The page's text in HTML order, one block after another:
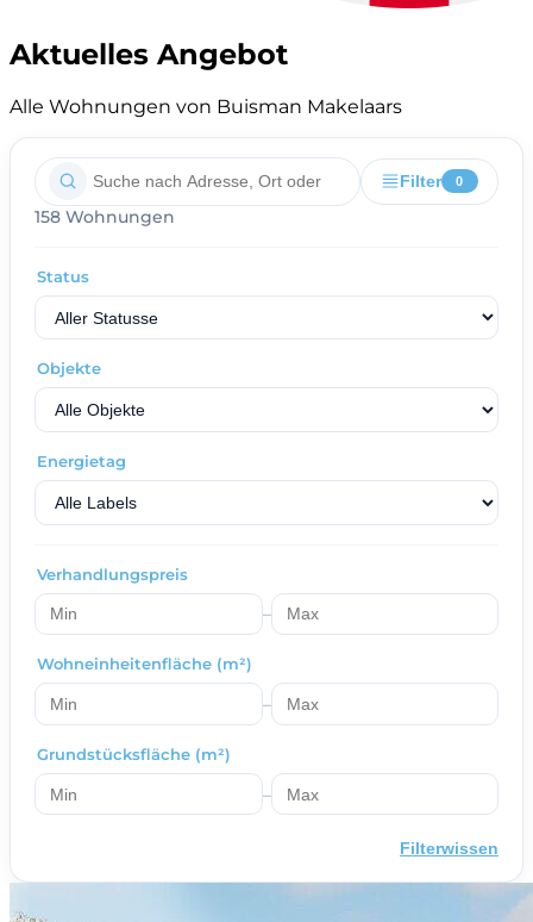
Aktuelles Angebot
Alle Wohnungen von Buisman Makelaars
Filter 0
158 Wohnungen
Status
Objekte
Energietag
Verhandlungspreis
–
Wohneinheitenfläche (m²)
–
Grundstücksfläche (m²)
–
Filterwissen